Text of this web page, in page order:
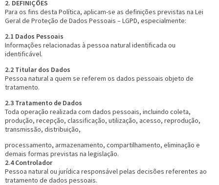
2. DEFINIÇÕES
Para os fins desta Política, aplicam-se as definições previstas na Lei
Geral de Proteção de Dados Pessoais – LGPD, especialmente:
2.1 Dados Pessoais
Informações relacionadas à pessoa natural identificada ou
identificável.
2.2 Titular dos Dados
Pessoa natural a quem se referem os dados pessoais objeto de
tratamento.
2.3 Tratamento de Dados
Toda operação realizada com dados pessoais, incluindo coleta,
produção, recepção, classificação, utilização, acesso, reprodução,
transmissão, distribuição,
processamento, armazenamento, compartilhamento, eliminação e
demais formas previstas na legislação.
2.4 Controlador
Pessoa natural ou jurídica responsável pelas decisões referentes ao
tratamento de dados pessoais.